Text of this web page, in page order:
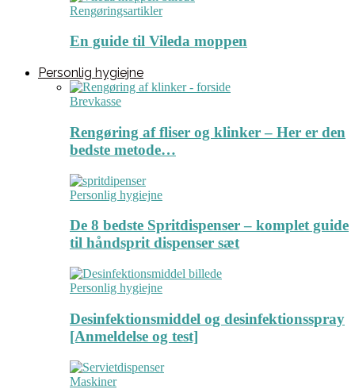
Rengøringsartikler
En guide til Vileda moppen
Personlig hygiejne
Brevkasse
Rengøring af fliser og klinker – Her er den
bedste metode…
Personlig hygiejne
De 8 bedste Spritdispenser – komplet guide
til håndsprit dispenser sæt
Personlig hygiejne
Desinfektionsmiddel og desinfektionsspray
[Anmeldelse og test]
Maskiner